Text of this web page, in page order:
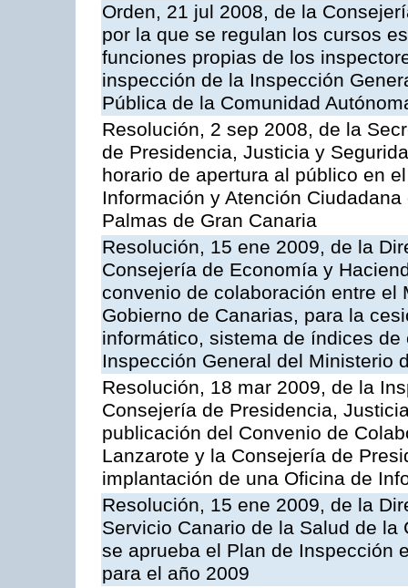
Orden, 21 jul 2008, de la
por la que se regulan los cursos
funciones propias de los
inspección de la Inspección
Pública de la Comunidad
Resolución, 2 sep 2008, de la
de Presidencia, Justicia y
horario de apertura al público en
Información y Atención
Palmas de Gran Canaria
Resolución, 15 ene 2009, de la
Consejería de Economía y
convenio de colaboración entre
Gobierno de Canarias, para la
informático, sistema de índices
Inspección General del Ministerio
Resolución, 18 mar 2009, de la
Consejería de Presidencia,
publicación del Convenio de
Lanzarote y la Consejería de
implantación de una Oficina de
Resolución, 15 ene 2009, de la
Servicio Canario de la Salud de
se aprueba el Plan de Inspección
para el año 2009